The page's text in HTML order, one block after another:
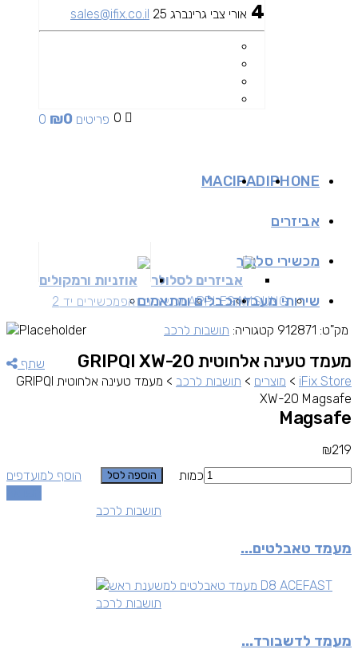
4 אורי צבי גרינברג 25 sales@ifix.co.il
0 0 פריטים ₪0
IPHONE
IPAD
MAC
אביזרים
אביזרים לסלולר אוזניות ורמקולים
מכשירי סלולר
SAMSUNG
APPLEמכשירים זאפמכשירים יד 2 שירותי מעבדהכבלים ומתאמים
שתף
iFix Store
> מוצרים > תושבות לרכב >
מעמד טעינה אלחוטית GRIPQI
XW-20 Magsafe
מעמד טעינה אלחוטית GRIPQI XW-20
Magsafe
₪219
כמות
הוספה לסל
הוסף למועדפים
מק"ט: 912871 קטגוריה: תושבות לרכב
תושבות לרכב
מעמד טאבלטים...
תושבות לרכב
מעמד לדשבורד...